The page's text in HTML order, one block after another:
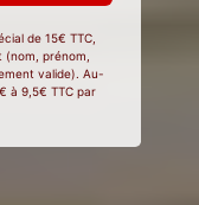
de 15€ TTC,
prénom,
valide). Au-
à 9,5€ TTC par